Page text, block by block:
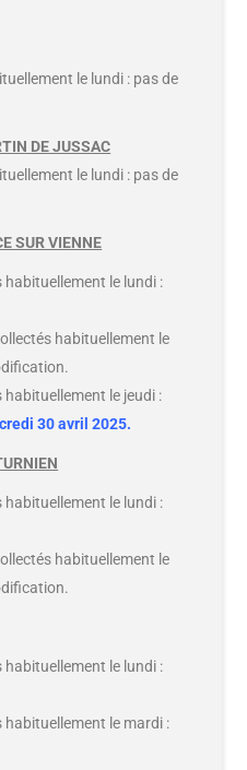
le lundi : pas de
DE JUSSAC
le lundi : pas de
SUR VIENNE
habituellement le lundi :
habituellement le
habituellement le jeudi :
30 avril 2025.
habituellement le lundi :
habituellement le
habituellement le lundi :
habituellement le mardi :